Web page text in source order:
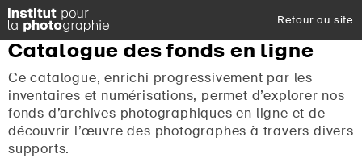
Retour au site
Catalogue des fonds en ligne
Ce catalogue, enrichi progressivement par les
inventaires et numérisations, permet d’explorer nos
fonds d’archives photographiques en ligne et de
découvrir l’œuvre des photographes à travers divers
supports.